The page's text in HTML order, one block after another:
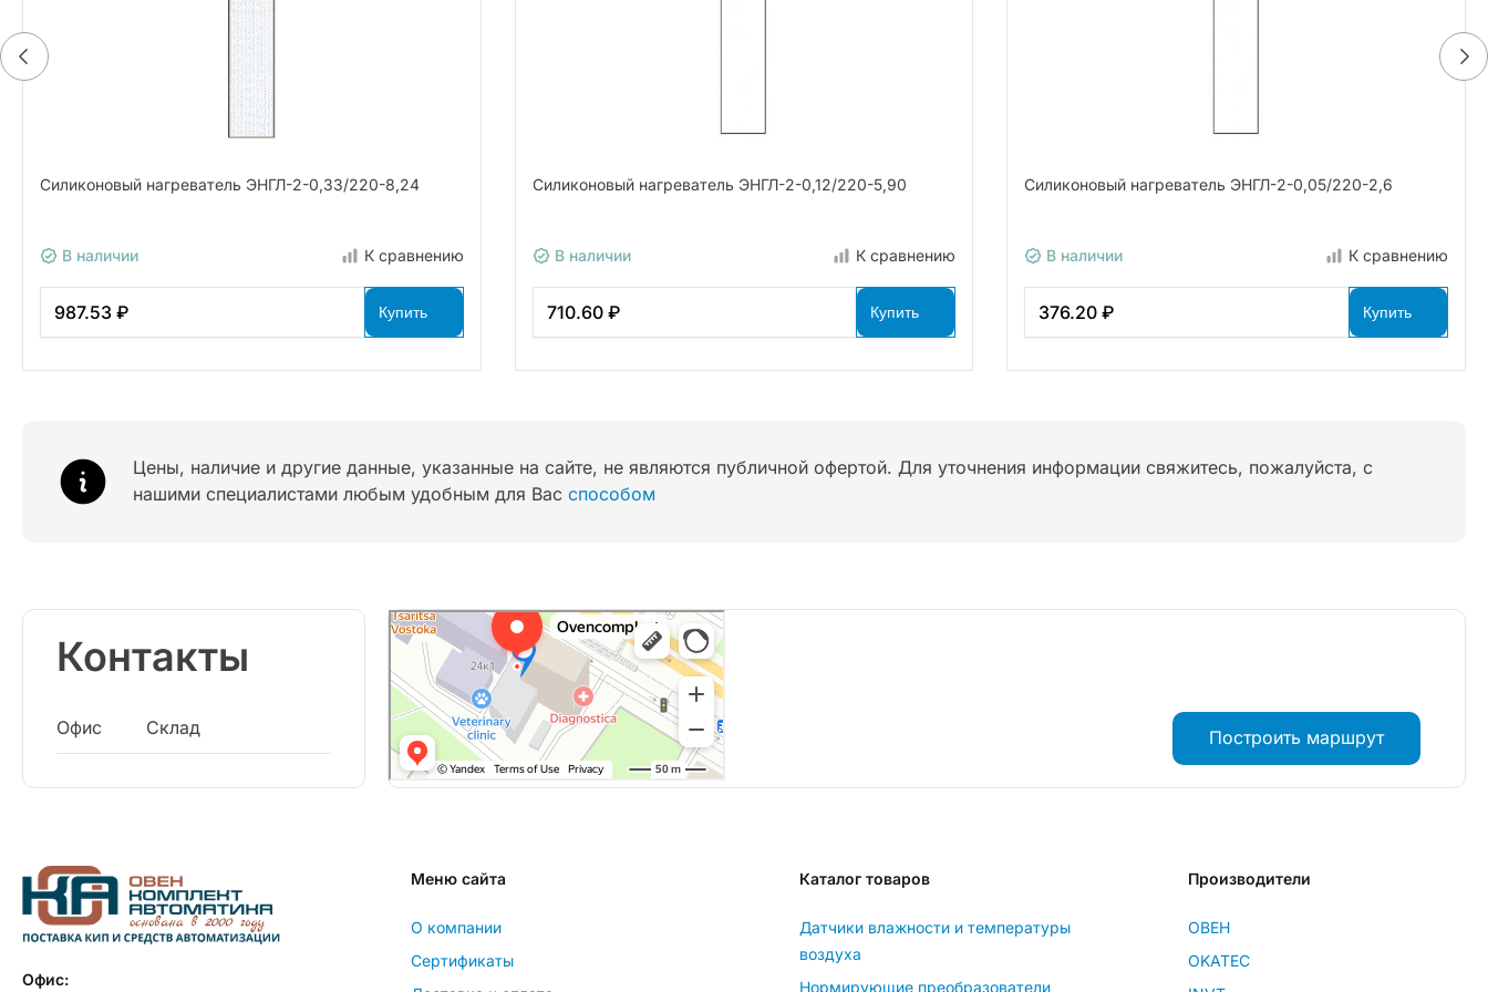
Силиконовый нагреватель ЭНГЛ-2-0,33/220-8,24
В наличии К сравнению
987.53 ₽ Купить
Силиконовый нагреватель ЭНГЛ-2-0,12/220-5,90
В наличии К сравнению
710.60 ₽ Купить
Силиконовый нагреватель ЭНГЛ-2-0,05/220-2,6
В наличии К сравнению
376.20 ₽ Купить
Цены, наличие и другие данные, указанные на сайте, не являются публичной офертой. Для уточнения информации свяжитесь, пожалуйста, с
нашими специалистами любым удобным для Вас способом
Контакты
Офис Склад Построить маршрут
Офис:
Меню сайта
О компании
Сертификаты
Каталог товаров
Датчики влажности и температуры
воздуха
Нормирующие преобразователи
Производители
ОВЕН
OKATEC